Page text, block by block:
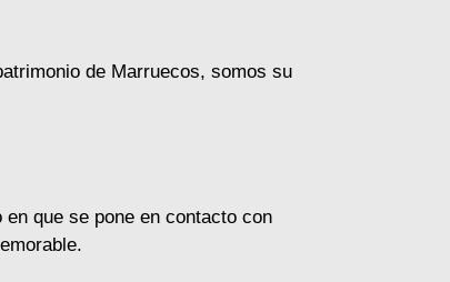
de Marruecos, somos su
que se pone en contacto con